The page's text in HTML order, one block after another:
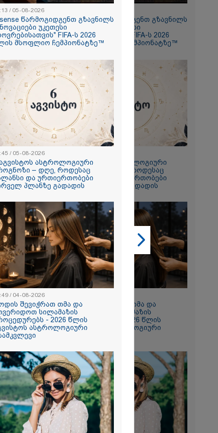
წერს
სოფელში
შემდეგ
ასობით
-
შიგნიდან
ის
რომ
1
დეტალები
Hisense წარმოგიდგენთ გზავნილს
"ინოვაციები უკეთესი
ცხოვრებისათვის" FIFA-ს 2026
წლის მსოფლიო ჩემპიონატზე™
6 აგვისტოს ასტროლოგიური
პროგნოზი – დღე, როდესაც
ბალანსი და ურთიერთობები
პირველ პლანზე გადადის
როდის შევიჭრათ თმა და
მოვერიდოთ სილამაზის
პროცედურებს - 2026 წლის
აგვისტოს ასტროლოგიური
/ 05-08-2026
წარმოგიდგენთ გზავნილს
უკეთესი
FIFA-ს 2026
მსოფლიო ჩემპიონატზე™
/ 05-08-2026
ასტროლოგიური
– დღე, როდესაც
და ურთიერთობები
პლანზე გადადის
/ 04-08-2026
შევიჭრათ თმა და
სილამაზის
- 2026 წლის
ასტროლოგიური